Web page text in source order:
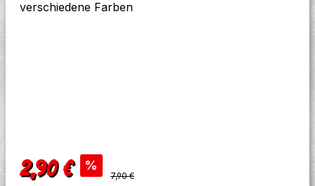
Verkaufspreis:
2,90 € %
Regulärer Preis:
7,90 €